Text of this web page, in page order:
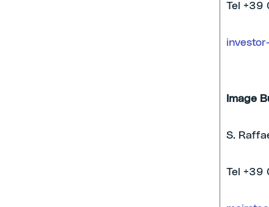
Tel +39
Image
S.
Tel +39